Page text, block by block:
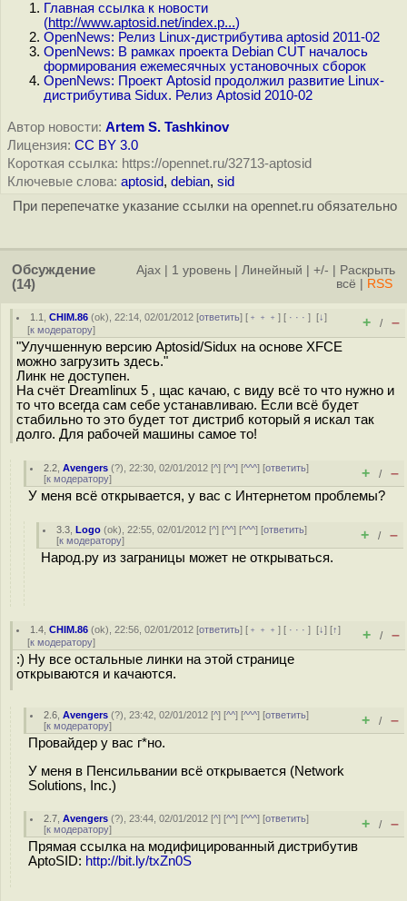
Главная ссылка к новости
(http://www.aptosid.net/index.p...)
OpenNews: Релиз Linux-дистрибутива aptosid 2011-02
OpenNews: В рамках проекта Debian CUT началось
формирования ежемесячных установочных сборок
OpenNews: Проект Aptosid продолжил развитие Linux-
дистрибутива Sidux. Релиз Aptosid 2010-02
Автор новости: Artem S. Tashkinov
Лицензия: CC BY 3.0
Короткая ссылка: https://opennet.ru/32713-aptosid
Ключевые слова: aptosid, debian, sid
При перепечатке указание ссылки на opennet.ru обязательно
Обсуждение
(14)
Ajax 1 уровень Линейный +/-
Раскрыть
всё
RSS
1.1 ,CHIM.86 (ok), 22:14, 02/01/2012 [ответить] [ ﹢﹢﹢] [ · · ·][↓]
[к модератору] + / –
"Улучшенную версию Aptosid/Sidux на основе XFCE
можно загрузить здесь."
Линк не доступен.
На счёт Dreamlinux 5 , щас качаю, с виду всё то что нужно и
то что всегда сам себе устанавливаю. Если всё будет
стабильно то это будет тот дистриб который я искал так
долго. Для рабочей машины самое то!
2.2 ,Avengers (?), 22:30, 02/01/2012 [^] [^^] [^^^] [ответить]
[к модератору] + / –
У меня всё открывается, у вас с Интернетом проблемы?
3.3 ,Logo (ok), 22:55, 02/01/2012 [^] [^^] [^^^] [ответить]
[к модератору] + / –
Народ.ру из заграницы может не открываться.
1.4 ,CHIM.86 (ok), 22:56, 02/01/2012 [ответить] [ ﹢﹢﹢] [ · · ·][↓] [↑]
[к модератору] + / –
:) Ну все остальные линки на этой странице
открываются и качаются.
2.6 ,Avengers (?), 23:42, 02/01/2012 [^] [^^] [^^^] [ответить]
[к модератору] + / –
Провайдер у вас г*но.
У меня в Пенсильвании всё открывается (Network
Solutions, Inc.)
2.7 ,Avengers (?), 23:44, 02/01/2012 [^] [^^] [^^^] [ответить]
[к модератору] + / –
Прямая ссылка на модифицированный дистрибутив
AptoSID: http://bit.ly/txZn0S